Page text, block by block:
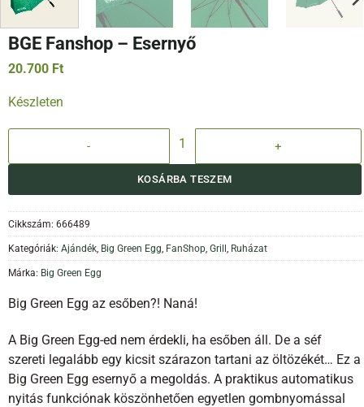
BGE Fanshop – Esernyő
20.700 Ft
Készleten
BGE Fanshop - Esernyő mennyiség
KOSÁRBA TESZEM
Cikkszám: 666489
Kategóriák: Ajándék Big Green Egg FanShop Grill Ruházat
Márka: Big Green Egg
Big Green Egg az esőben?! Naná!
A Big Green Egg-ed nem érdekli, ha esőben áll. De a séf
szereti legalább egy kicsit szárazon tartani az öltözékét… Ez a
Big Green Egg esernyő a megoldás. A praktikus automatikus
nyitás funkciónak köszönhetően egyetlen gombnyomással